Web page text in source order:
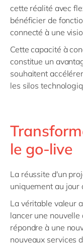
cette réalité avec
bénéficier de
connecté à une
Cette capacité à
constitue un
souhaitent
les silos
le go-live
La réussite d'un
uniquement au jour
La véritable valeur
lancer une
répondre à une
nouveaux services